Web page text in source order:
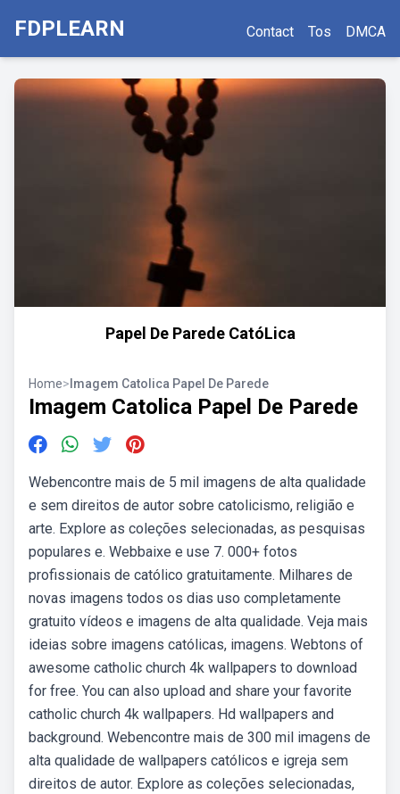
FDPLEARN Contact Tos DMCA
Papel De Parede CatóLica
Home> Imagem Catolica Papel De Parede
Imagem Catolica Papel De Parede
Webencontre mais de 5 mil imagens de alta qualidade
e sem direitos de autor sobre catolicismo, religião e
arte. Explore as coleções selecionadas, as pesquisas
populares e. Webbaixe e use 7. 000+ fotos
profissionais de católico gratuitamente. Milhares de
novas imagens todos os dias uso completamente
gratuito vídeos e imagens de alta qualidade. Veja mais
ideias sobre imagens católicas, imagens. Webtons of
awesome catholic church 4k wallpapers to download
for free. You can also upload and share your favorite
catholic church 4k wallpapers. Hd wallpapers and
background. Webencontre mais de 300 mil imagens de
alta qualidade de wallpapers católicos e igreja sem
direitos de autor. Explore as coleções selecionadas,